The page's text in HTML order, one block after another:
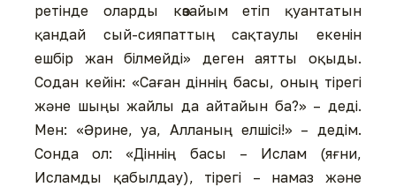
ретінде оларды көзайым етіп қуантатын
қандай сый-сияпаттың сақтаулы екенін
ешбір жан білмейді» деген аятты оқыды.
Содан кейін: «Саған діннің басы, оның тірегі
және шыңы жайлы да айтайын ба?» – деді.
Мен: «Әрине, уа, Алланың елшісі!» – дедім.
Сонда ол: «Діннің басы – Ислам (яғни,
Исламды қабылдау), тірегі – намаз және